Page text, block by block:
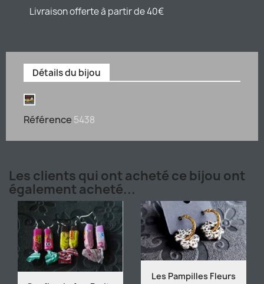
Livraison offerte à partir de 40€
Détails du bijou
Référence 5438
Les clients qui ont acheté ce bijou ont
également acheté...
Les Pampilles Fleurs